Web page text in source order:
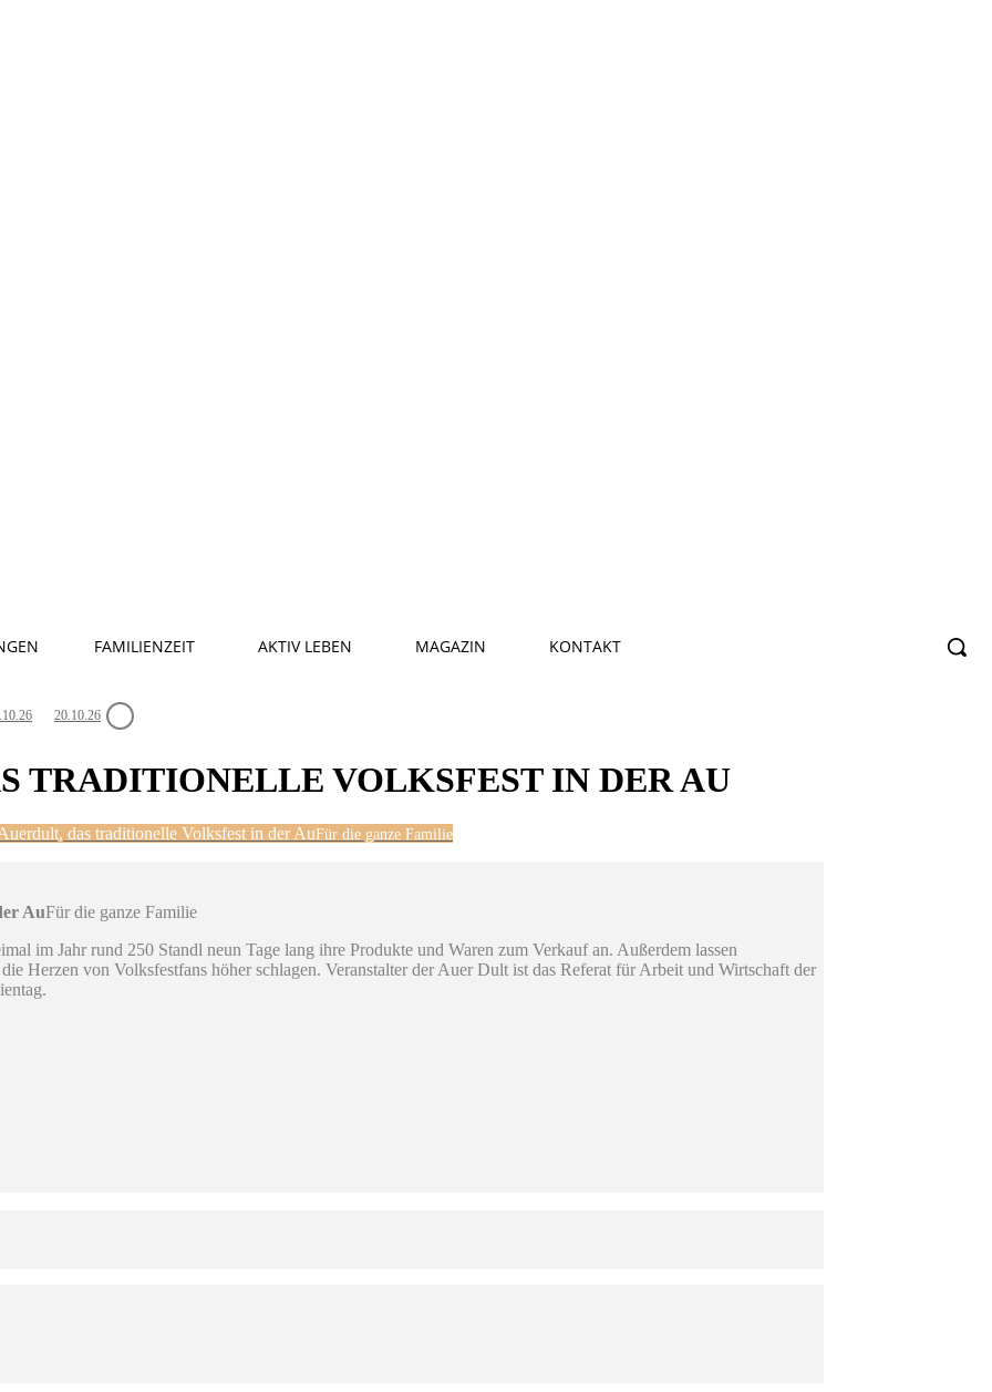
FAMILIENZEIT AKTIV LEBEN MAGAZIN KONTAKT
20.10.26
TRADITIONELLE VOLKSFEST IN DER AU
das traditionelle Volksfest in der AuFür die ganze Familie
AuFür die ganze Familie
im Jahr rund 250 Standl neun Tage lang ihre Produkte und Waren zum Verkauf an. Außerdem lassen
Herzen von Volksfestfans höher schlagen. Veranstalter der Auer Dult ist das Referat für Arbeit und Wirtschaft der